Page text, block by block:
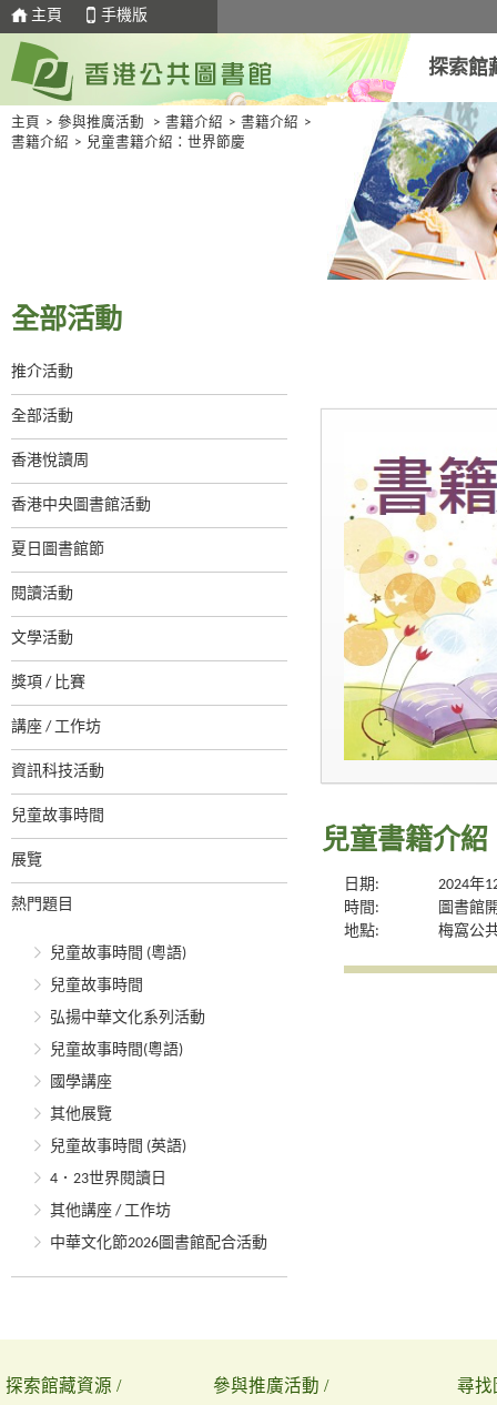
主頁 手機版
探索館
主頁 > 參與推廣活動 > 書籍介紹 > 書籍介紹 >
書籍介紹 > 兒童書籍介紹：世界節慶
全部活動
推介活動
全部活動
香港悅讀周
香港中央圖書館活動
夏日圖書館節
閱讀活動
文學活動
獎項 / 比賽
講座 / 工作坊
資訊科技活動
兒童故事時間
展覽
熱門題目
兒童故事時間 (粵語)
兒童故事時間
弘揚中華文化系列活動
兒童故事時間(粵語)
國學講座
其他展覽
兒童故事時間 (英語)
4．23世界閱讀日
其他講座 / 工作坊
中華文化節2026圖書館配合活動
兒童書籍介紹
日期:
2024年
時間:
圖書館
地點:
梅窩公
探索館藏資源 / 參與推廣活動 / 尋找